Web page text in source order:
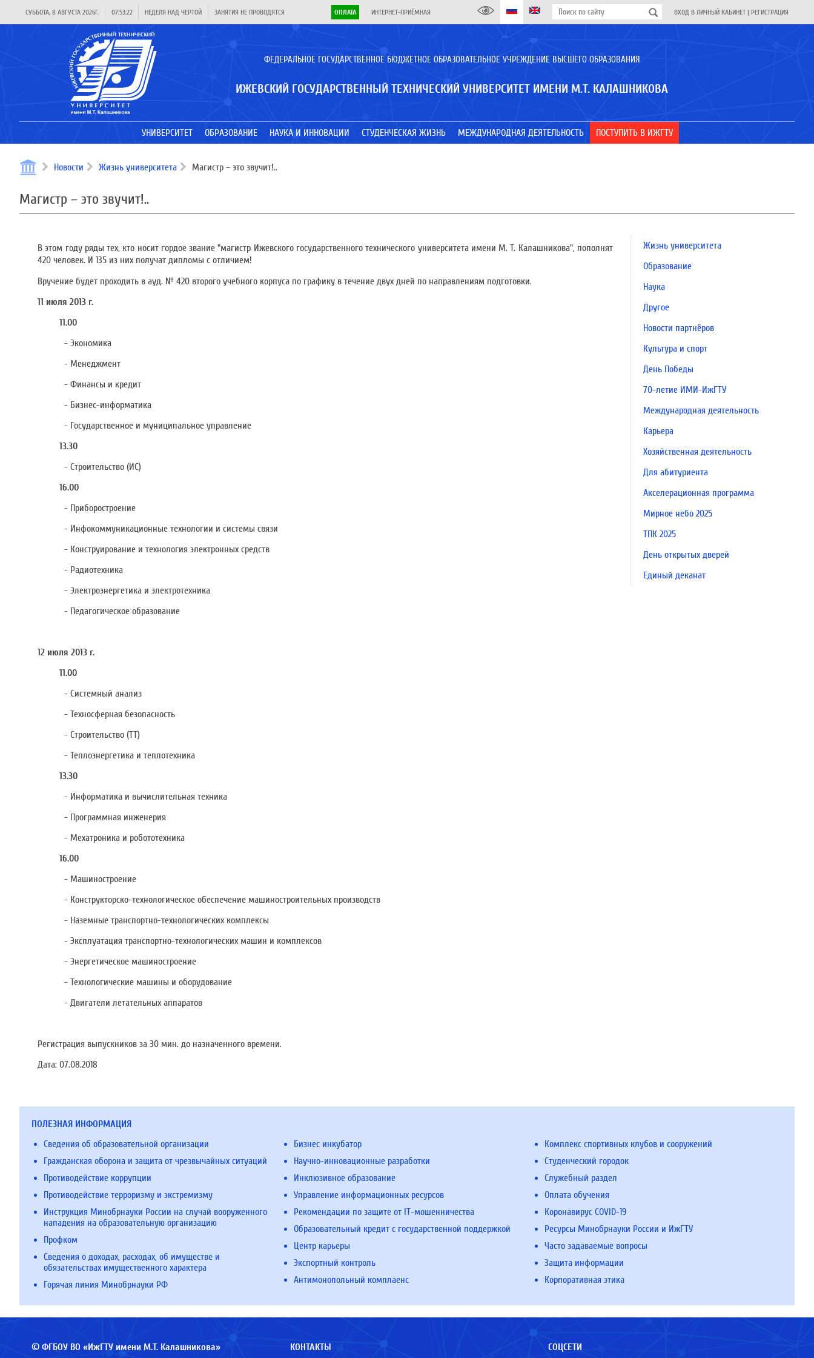
СУББОТА, 8 АВГУСТА 2026Г. 07:53:23 НЕДЕЛЯ НАД ЧЕРТОЙ ЗАНЯТИЯ НЕ ПРОВОДЯТСЯ ОПЛАТА ИНТЕРНЕТ-ПРИЁМНАЯ ВХОД В ЛИЧНЫЙ КАБИНЕТ | РЕГИСТРАЦИЯ
ФЕДЕРАЛЬНОЕ ГОСУДАРСТВЕННОЕ БЮДЖЕТНОЕ ОБРАЗОВАТЕЛЬНОЕ УЧРЕЖДЕНИЕ ВЫСШЕГО ОБРАЗОВАНИЯ
ИЖЕВСКИЙ ГОСУДАРСТВЕННЫЙ ТЕХНИЧЕСКИЙ УНИВЕРСИТЕТ ИМЕНИ М.Т. КАЛАШНИКОВА
УНИВЕРСИТЕТ ОБРАЗОВАНИЕ НАУКА И ИННОВАЦИИ СТУДЕНЧЕСКАЯ ЖИЗНЬ МЕЖДУНАРОДНАЯ ДЕЯТЕЛЬНОСТЬ ПОСТУПИТЬ В ИЖГТУ
Новости Жизнь университета Магистр – это звучит!..
Магистр – это звучит!..
В этом году ряды тех, кто носит гордое звание "магистр Ижевского государственного технического университета имени М. Т. Калашникова", пополнят
420 человек. И 135 из них получат дипломы с отличием!
Вручение будет проходить в ауд. № 420 второго учебного корпуса по графику в течение двух дней по направлениям подготовки.
11 июля 2013 г.
11.00
- Экономика
- Менеджмент
- Финансы и кредит
- Бизнес-информатика
- Государственное и муниципальное управление
13.30
- Строительство (ИС)
16.00
- Приборостроение
- Инфокоммуникационные технологии и системы связи
- Конструирование и технология электронных средств
- Радиотехника
- Электроэнергетика и электротехника
- Педагогическое образование
12 июля 2013 г.
11.00
- Системный анализ
- Техносферная безопасность
- Строительство (ТТ)
- Теплоэнергетика и теплотехника
13.30
- Информатика и вычислительная техника
- Программная инженерия
- Мехатроника и робототехника
16.00
- Машиностроение
- Конструкторско-технологическое обеспечение машиностроительных производств
- Наземные транспортно-технологических комплексы
- Эксплуатация транспортно-технологических машин и комплексов
- Энергетическое машиностроение
- Технологические машины и оборудование
- Двигатели летательных аппаратов
Регистрация выпускников за 30 мин. до назначенного времени.
Дата: 07.08.2018
Жизнь университета
Образование
Наука
Другое
Новости партнёров
Культура и спорт
День Победы
70-летие ИМИ-ИжГТУ
Международная деятельность
Карьера
Хозяйственная деятельность
Для абитуриента
Акселерационная программа
Мирное небо 2025
ТПК 2025
День открытых дверей
Единый деканат
ПОЛЕЗНАЯ ИНФОРМАЦИЯ
Сведения об образовательной организации
Гражданская оборона и защита от чрезвычайных ситуаций
Противодействие коррупции
Противодействие терроризму и экстремизму
Инструкция Минобрнауки России на случай вооруженного
нападения на образовательную организацию
Профком
Сведения о доходах, расходах, об имуществе и
обязательствах имущественного характера
Горячая линия Минобрнауки РФ
Бизнес инкубатор
Научно-инновационные разработки
Инклюзивное образование
Управление информационных ресурсов
Рекомендации по защите от IT-мошенничества
Образовательный кредит с государственной поддержкой
Центр карьеры
Экспортный контроль
Антимонопольный комплаенс
Комплекс спортивных клубов и сооружений
Студенческий городок
Служебный раздел
Оплата обучения
Коронавирус COVID-19
Ресурсы Минобрнауки России и ИжГТУ
Часто задаваемые вопросы
Защита информации
Корпоративная этика
© ФГБОУ ВО «ИжГТУ имени М.Т. Калашникова» КОНТАКТЫ СОЦСЕТИ